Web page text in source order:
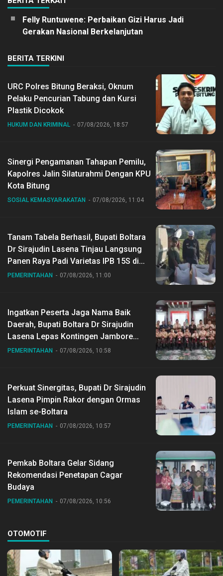
Felly Runtuwene: Perbaikan Gizi Harus Jadi
Gerakan Nasional Berkelanjutan
BERITA TERKINI
URC Polres Bitung Beraksi, Oknum
Pelaku Pencurian Tabung dan Kursi
Plastik Dicokok
HUKUM DAN KRIMINAL 07/08/2026, 18:57
Sinergi Pengamanan Tahapan Pemilu,
Kapolres Jalin Silaturahmi Dengan KPU
Kota Bitung
SOSIAL KEMASYARAKATAN 07/08/2026, 11:04
Tanam Tabela Berhasil, Bupati Boltara
Dr Sirajudin Lasena Tinjau Langsung
Panen Raya Padi Varietas IPB 15S di
Desa Gihang
PEMERINTAHAN 07/08/2026, 11:00
Ingatkan Peserta Jaga Nama Baik
Daerah, Bupati Boltara Dr Sirajudin
Lasena Lepas Kontingen Jambore
Nasional ke XII di Buperta Cibubur
PEMERINTAHAN 07/08/2026, 10:58
Perkuat Sinergitas, Bupati Dr Sirajudin
Lasena Pimpin Rakor dengan Ormas
Islam se-Boltara
PEMERINTAHAN 07/08/2026, 10:57
Pemkab Boltara Gelar Sidang
Rekomendasi Penetapan Cagar
Budaya
PEMERINTAHAN 07/08/2026, 10:56
OTOMOTIF